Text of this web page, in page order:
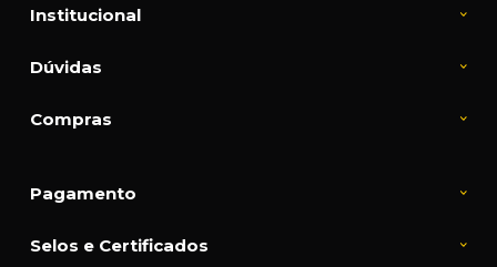
Institucional
Dúvidas
Compras
Pagamento
Selos e Certificados